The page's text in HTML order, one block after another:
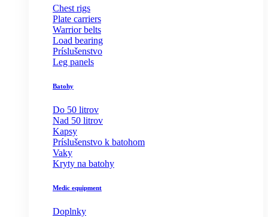
Chest rigs
Plate carriers
Warrior belts
Load bearing
Príslušenstvo
Leg panels
Batohy
Do 50 litrov
Nad 50 litrov
Kapsy
Príslušenstvo k batohom
Vaky
Kryty na batohy
Medic equipment
Doplnky